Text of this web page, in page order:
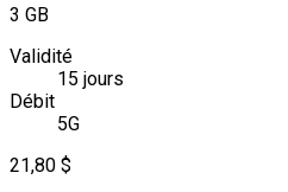
3 GB
Validité
15 jours
Débit
5G
21,80 $